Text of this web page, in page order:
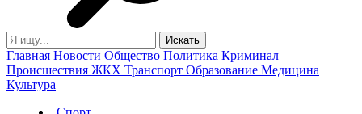
Главная Новости Общество Политика Криминал
Происшествия ЖКХ Транспорт Образование Медицина
Культура